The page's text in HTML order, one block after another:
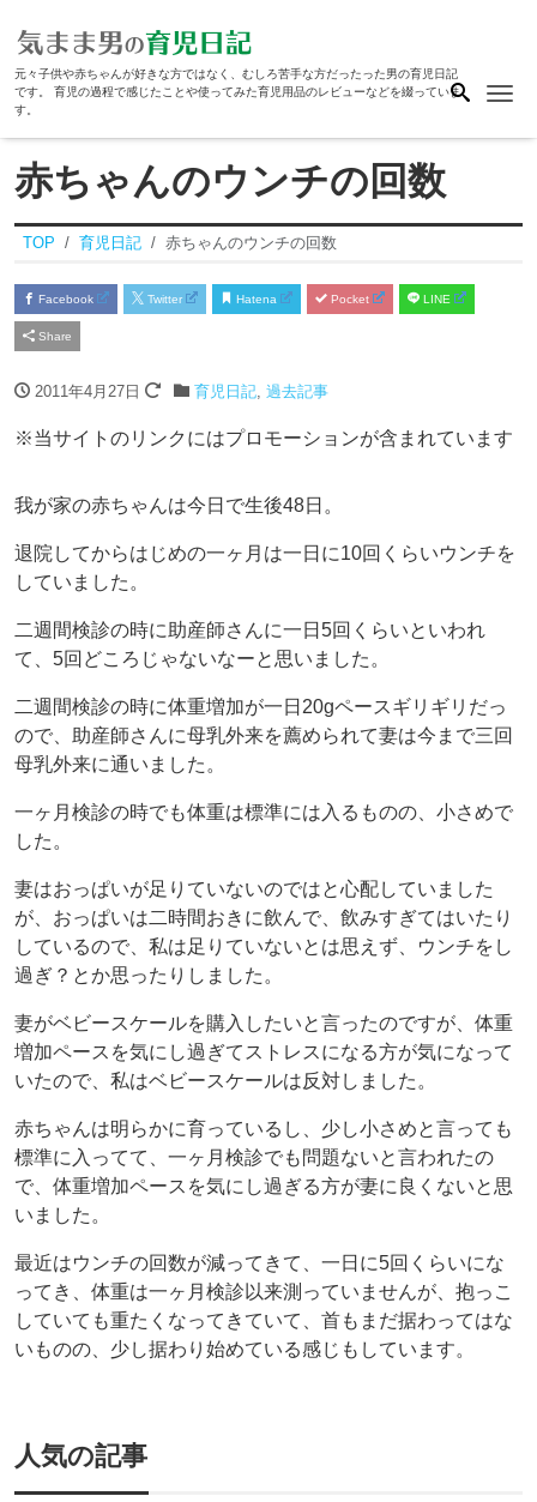
元々子供や赤ちゃんが好きな方ではなく、むしろ苦手な方だったった男の育児日記
です。 育児の過程で感じたことや使ってみた育児用品のレビューなどを綴っていま
す。
赤ちゃんのウンチの回数
TOP 育児日記 赤ちゃんのウンチの回数
Facebook Twitter Hatena Pocket LINE
Share
2011年4月27日 育児日記, 過去記事
※当サイトのリンクにはプロモーションが含まれています
我が家の赤ちゃんは今日で生後48日。
退院してからはじめの一ヶ月は一日に10回くらいウンチを
していました。
二週間検診の時に助産師さんに一日5回くらいといわれ
て、5回どころじゃないなーと思いました。
二週間検診の時に体重増加が一日20gペースギリギリだっ
ので、助産師さんに母乳外来を薦められて妻は今まで三回
母乳外来に通いました。
一ヶ月検診の時でも体重は標準には入るものの、小さめで
した。
妻はおっぱいが足りていないのではと心配していました
が、おっぱいは二時間おきに飲んで、飲みすぎてはいたり
しているので、私は足りていないとは思えず、ウンチをし
過ぎ？とか思ったりしました。
妻がベビースケールを購入したいと言ったのですが、体重
増加ペースを気にし過ぎてストレスになる方が気になって
いたので、私はベビースケールは反対しました。
赤ちゃんは明らかに育っているし、少し小さめと言っても
標準に入ってて、一ヶ月検診でも問題ないと言われたの
で、体重増加ペースを気にし過ぎる方が妻に良くないと思
いました。
最近はウンチの回数が減ってきて、一日に5回くらいにな
ってき、体重は一ヶ月検診以来測っていませんが、抱っこ
していても重たくなってきていて、首もまだ据わってはな
いものの、少し据わり始めている感じもしています。
人気の記事